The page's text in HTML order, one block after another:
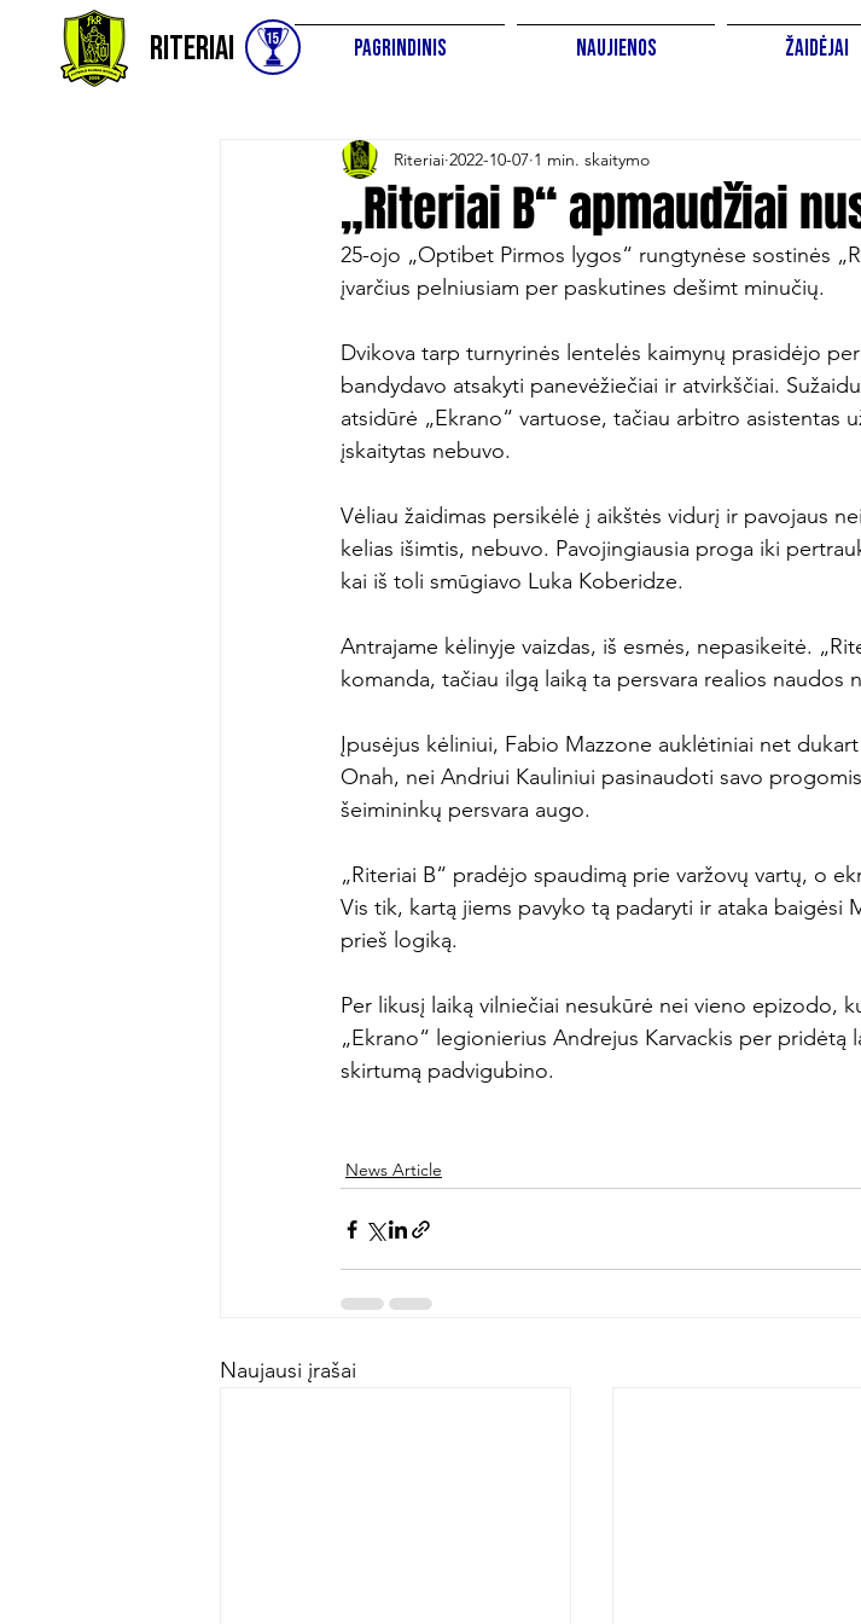
Riteriai Pagrindinis Naujienos Žaidėjai
„Riteriai B“ apmaudžiai
Riteriai 2022-10-07 1 min. skaitymo
25-ojo „Optibet Pirmos lygos“ rungtynėse sostinės
įvarčius pelniusiam per paskutines dešimt minučių.
Dvikova tarp turnyrinės lentelės kaimynų prasidėjo
bandydavo atsakyti panevėžiečiai ir atvirkščiai.
atsidūrė „Ekrano“ vartuose, tačiau arbitro asistentas
įskaitytas nebuvo.
Vėliau žaidimas persikėlė į aikštės vidurį ir pavojaus
kelias išimtis, nebuvo. Pavojingiausia proga iki
kai iš toli smūgiavo Luka Koberidze.
Antrajame kėlinyje vaizdas, iš esmės, nepasikeitė.
komanda, tačiau ilgą laiką ta persvara realios naudos
Įpusėjus kėliniui, Fabio Mazzone auklėtiniai net
Onah, nei Andriui Kauliniui pasinaudoti savo
šeimininkų persvara augo.
„Riteriai B“ pradėjo spaudimą prie varžovų vartų, o
Vis tik, kartą jiems pavyko tą padaryti ir ataka baigėsi
prieš logiką.
Per likusį laiką vilniečiai nesukūrė nei vieno epizodo,
„Ekrano“ legionierius Andrejus Karvackis per pridėtą
skirtumą padvigubino.
News Article
Naujausi įrašai